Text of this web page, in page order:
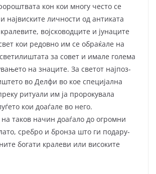
кон кои многу често се
највиските личности од антиката
војсководците и јуна­ците
кои редовно им се обраќале на
за совет и имале голема
на знаците. За светот најпоз­
во Делфи во кое специјална
ритуали им ја пророкувала
кои доаѓале во него.
таков начин доаѓало до огромни
сребро и бронза што ги подару­
богати кралеви или високите